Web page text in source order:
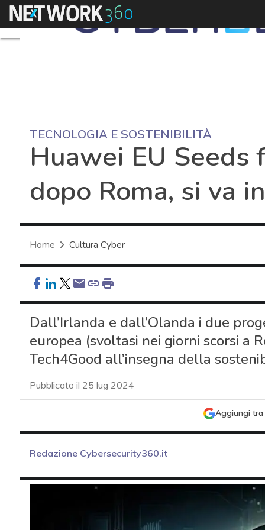
Menu
TECNOLOGIA E SOSTENIBILITÀ
Huawei EU
dopo Roma, si va
Home Cultura Cyber
Dall’Irlanda e dall’Olanda i due
europea (svoltasi nei giorni scorsi a
Tech4Good all’insegna della
Pubblicato il 25 lug 2024
Aggiungi tra
Redazione Cybersecurity360.it